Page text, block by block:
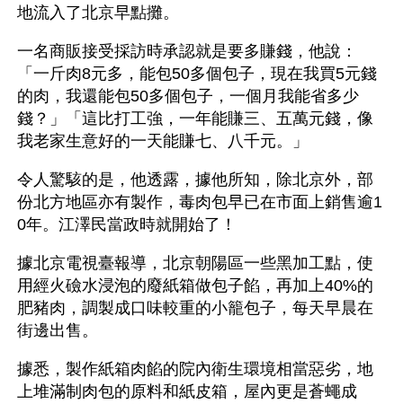
地流入了北京早點攤。
一名商販接受採訪時承認就是要多賺錢，他說：
「一斤肉8元多，能包50多個包子，現在我買5元錢
的肉，我還能包50多個包子，一個月我能省多少
錢？」「這比打工強，一年能賺三、五萬元錢，像
我老家生意好的一天能賺七、八千元。」
令人驚駭的是，他透露，據他所知，除北京外，部
份北方地區亦有製作，毒肉包早已在市面上銷售逾1
0年。江澤民當政時就開始了！
據北京電視臺報導，北京朝陽區一些黑加工點，使
用經火礆水浸泡的廢紙箱做包子餡，再加上40%的
肥豬肉，調製成口味較重的小籠包子，每天早晨在
街邊出售。
據悉，製作紙箱肉餡的院內衛生環境相當惡劣，地
上堆滿制肉包的原料和紙皮箱，屋內更是蒼蠅成